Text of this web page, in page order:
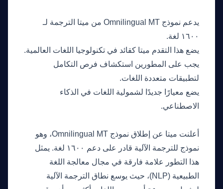
يدعم نموذج Omnilingual MT من ميتا الترجمة لـ
١٦٠٠ لغة.
يضع هذا التقدم ميتا كقائد في تكنولوجيا اللغات العالمية.
يجب على المطورين استكشاف فرص التكامل
لتطبيقات متعددة اللغات.
يضع معيارًا جديدًا لشمولية اللغات في الذكاء
الاصطناعي.
أعلنت ميتا عن إطلاق نموذج Omnilingual MT، وهو
نموذج للترجمة الآلية قادر على دعم ١٦٠٠ لغة. يمثل
هذا التطور علامة فارقة في مجال معالجة اللغة
الطبيعية (NLP)، حيث يوسع نطاق الترجمة الآلية